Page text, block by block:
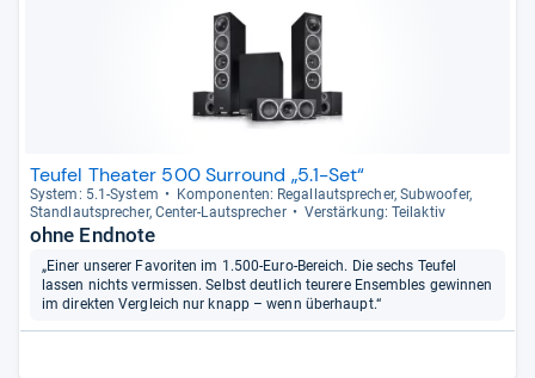
Teufel Theater 500 Surround „5.1-Set“
Sys­tem: 5.1-​Sys­tem
Kom­po­nen­ten: Regal­laut­spre­cher, Sub­woofer,
Stand­laut­spre­cher, Cen­ter-​Laut­spre­cher
Ver­stär­kung: Teilak­tiv
ohne Endnote
„Einer unserer Favoriten im 1.500-Euro-Bereich. Die sechs Teufel
lassen nichts vermissen. Selbst deutlich teurere Ensembles gewinnen
im direkten Vergleich nur knapp – wenn überhaupt.“